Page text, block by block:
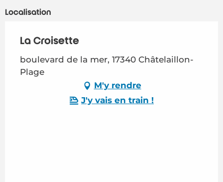
Localisation
La Croisette
boulevard de la mer, 17340 Châtelaillon-
Plage
M'y rendre
J'y vais en train !